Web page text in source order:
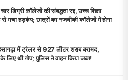
डिग्री कॉलेजों की संबद्धता रद्द, उच्च शिक्षा
से मचा हड़कंप; छात्रों का नजदीकी कॉलेजों में होगा
में ट्रेलर से 927 लीटर शराब बरामद,
के लिए थी खेप; पुलिस ने वाहन किया जब्त!